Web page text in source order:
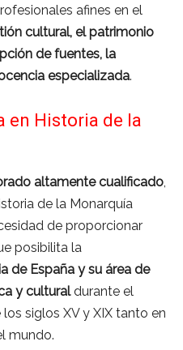
afines en el
cultural, el patrimonio
de fuentes, la
especializada.
en Historia de la
altamente cualificado
de la Monarquía
de proporcionar
posibilita la
de España y su área de
y culturaldurante el
siglos XV y XIX tanto en
mundo.